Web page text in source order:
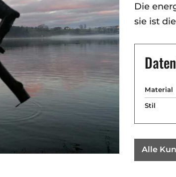
Die
sie ist
Material
Stil
Alle